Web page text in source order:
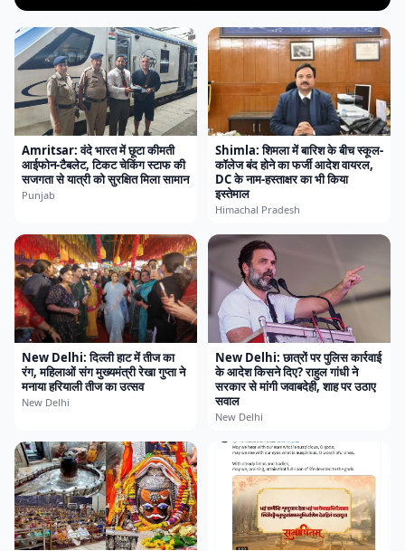
Amritsar: वंदे भारत में छूटा कीमती
आईफोन-टैबलेट, टिकट चेकिंग स्टाफ की
सजगता से यात्री को सुरक्षित मिला सामान
Punjab
Shimla: शिमला में बारिश के बीच स्कूल-
कॉलेज बंद होने का फर्जी आदेश वायरल,
DC के नाम-हस्ताक्षर का भी किया
इस्तेमाल
Himachal Pradesh
New Delhi: दिल्ली हाट में तीज का
रंग, महिलाओं संग मुख्यमंत्री रेखा गुप्ता ने
मनाया हरियाली तीज का उत्सव
New Delhi
New Delhi: छात्रों पर पुलिस कार्रवाई
के आदेश किसने दिए? राहुल गांधी ने
सरकार से मांगी जवाबदेही, शाह पर उठाए
सवाल
New Delhi